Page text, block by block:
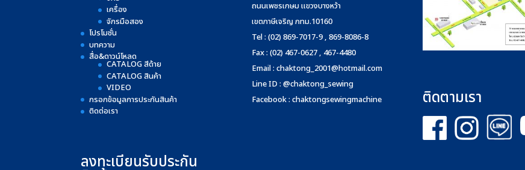
เครื่อง
จักรมือสอง
โปรโมชั่น
บทความ
สื่อ&ดาวน์โหลด
CATALOG สีด้าย
CATALOG สินค้า
VIDEO
กรอกข้อมูลการประกันสินค้า
ติดต่อเรา
ลงทะเบียนรับประกัน
ถนนเพชรเกษม แขวงบางหว้า
เขตภาษีเจริญ กทม.10160
Tel : (02) 869-7017-9 , 869-8086-8
Fax : (02) 467-0627 , 467-4480
Email : chaktong_2001@hotmail.com
Line ID : @chaktong_sewing
Facebook : chaktongsewingmachine
ติดตามเรา